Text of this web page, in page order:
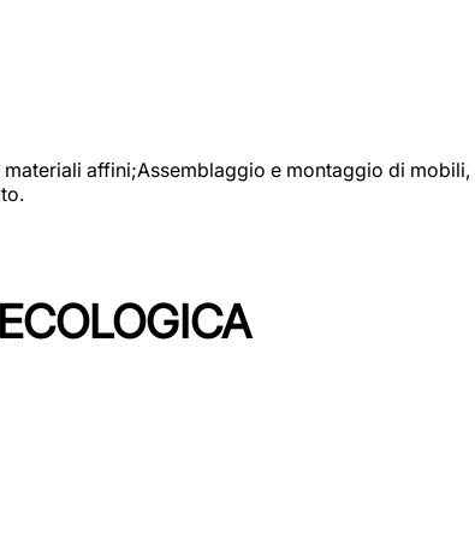
affini;Assemblaggio e montaggio di